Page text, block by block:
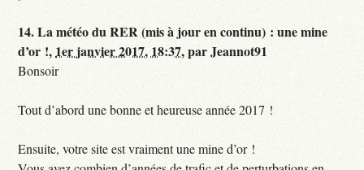
14.La météo du RER (mis à jour en continu) : une mine
d’or !, 1er janvier 2017, 18:37,parJeannot91
Bonsoir
Tout d’abord une bonne et heureuse année 2017 !
Ensuite, votre site est vraiment une mine d’or !